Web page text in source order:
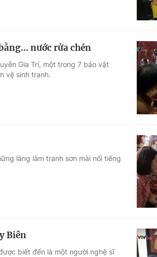
nước rửa chén
Gia Trí, một trong 7 bảo vật
vệ sinh tranh.
làng làm tranh sơn mài nổi tiếng
Biên
biết đến là một người nghệ sĩ